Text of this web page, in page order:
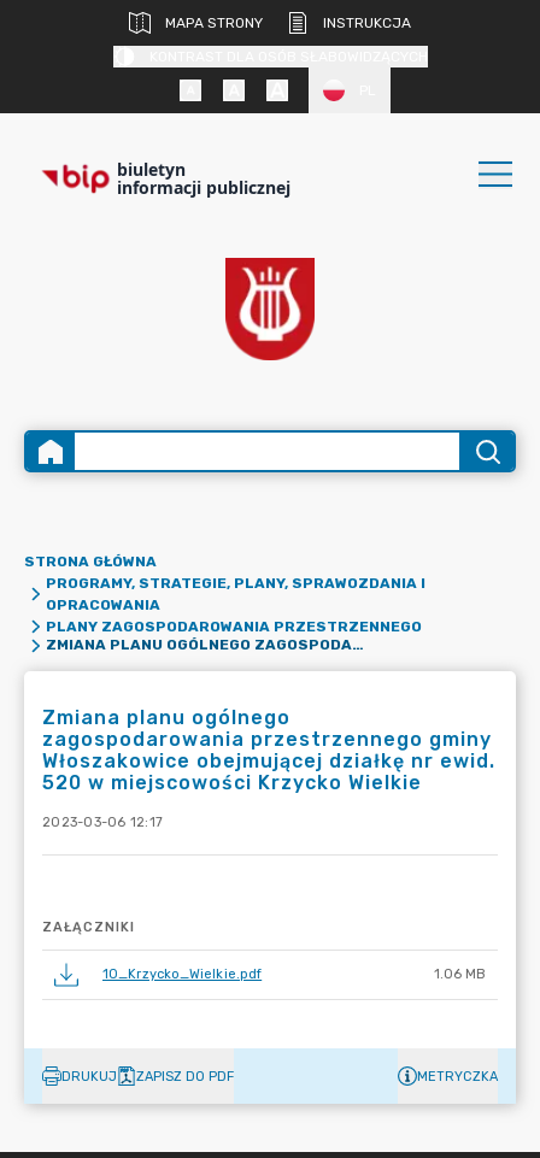
MAPA STRONY
INSTRUKCJA
biuletyn
informacji publicznej
STRONA GŁÓWNA
PROGRAMY, STRATEGIE, PLANY, SPRAWOZDANIA I
OPRACOWANIA
PLANY ZAGOSPODAROWANIA PRZESTRZENNEGO
ZMIANA PLANU OGÓLNEGO ZAGOSPODAROWANIA PRZESTRZENNEGO GMINY WŁOSZAKOWICE OBEJMUJĄCEJ DZIAŁKĘ NR EWID. 520 W MIEJSCOWOŚCI KRZYCKO WIELKIE
Zmiana planu ogólnego
zagospodarowania przestrzennego gminy
Włoszakowice obejmującej działkę nr ewid.
520 w miejscowości Krzycko Wielkie
2023-03-06 12:17
ZAŁĄCZNIKI
10_Krzycko_Wielkie.pdf 1.06 MB
DRUKUJ ZAPISZ DO PDF METRYCZKA